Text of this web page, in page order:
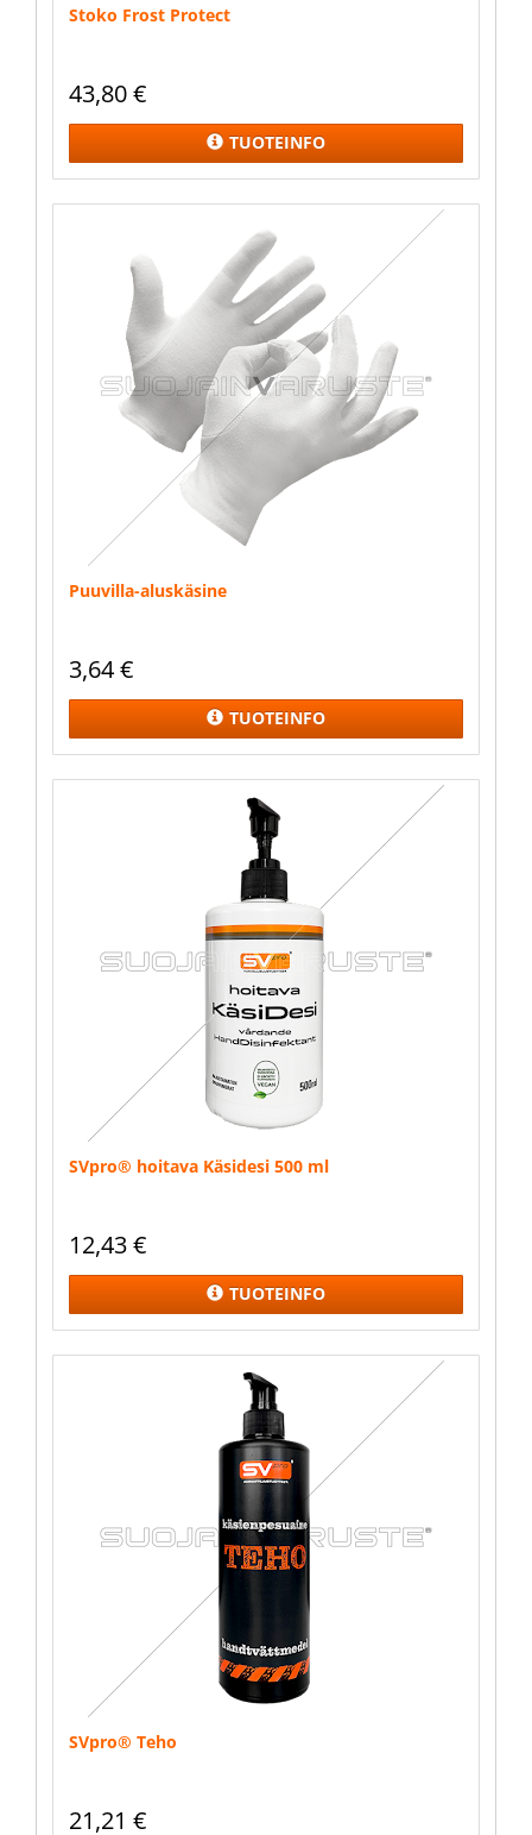
Stoko Frost Protect
43,80€
TUOTEINFO
Puuvilla-aluskäsine
3,64€
TUOTEINFO
SVpro® hoitava Käsidesi 500 ml
12,43€
TUOTEINFO
SVpro® Teho
21,21 €